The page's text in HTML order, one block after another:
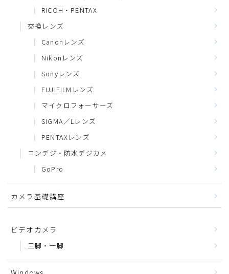
RICOH・PENTAX
交換レンズ
Canonレンズ
Nikonレンズ
Sonyレンズ
FUJIFILMレンズ
マイクロフォーサーズ
SIGMA／Lレンズ
PENTAXレンズ
コンデジ・防水デジカメ
GoPro
カメラ基礎講座
ビデオカメラ
三脚・一脚